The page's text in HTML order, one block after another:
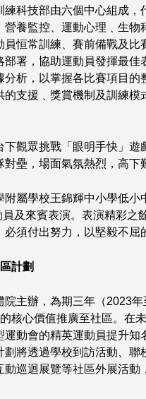
科技部由六個中心組成，
養監控、運動心理﹑生物
員恒常訓練、賽前備戰及
署，協助運動員發揮最佳
析，以掌握各比賽項目的
支援﹑獎賞機制及訓練模
觀眾挑戰「眼明手快」遊
壘，場面氣氛熱烈，高下
屬學校王錦輝中小學低小
及來賓表演。表演精彩之
須付出努力，以堅毅不屈
計劃
主辦，為期三年（2023
核心價值推廣至社區。在
動會的精英運動員提升知
將透過學校到訪活動、聯
巡迴展覽等社區外展活動